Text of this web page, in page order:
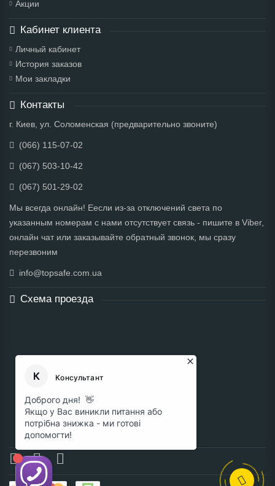
Акции
Кабинет клиента
Личный кабинет
История заказов
Мои закладки
Контакты
г. Киев, ул. Соломенская (предварительно звоните)
(066) 115-07-02
(067) 503-10-42
(067) 501-29-02
Мы всегда онлайн! Еесли из-за отключений света по
указанным номерам с нами отсутствует связь - пишите в Viber,
онлайн чат или заказывайте обратный звонок, мы сразу
перезвоним
info@topsafe.com.ua
Схема проезда